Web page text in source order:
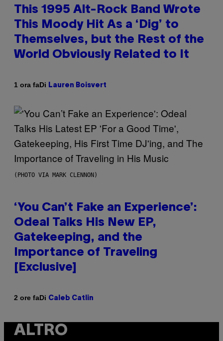
This 1995 Alt-Rock Band Wrote
This Moody Hit As a ‘Dig’ to
Themselves, but the Rest of the
World Obviously Related to It
1 ora faDi Lauren Boisvert
(PHOTO VIA MARK CLENNON)
‘You Can’t Fake an Experience’:
Odeal Talks His New EP,
Gatekeeping, and the
Importance of Traveling
[Exclusive]
2 ore faDi Caleb Catlin
ALTRO